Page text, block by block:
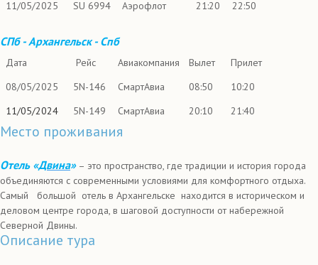
11/05/2025
SU 6994 Аэрофлот 21:20 22:50
СПб - Архангельск - Спб
Дата Рейс Авиакомпания Вылет
Прилет
08/05/2025
5N-146 СмартАвиа 08:50
10:20
11/05/2024
5N-149 СмартАвиа 20:10 21:40
Место проживания
Отель «Двина»– это пространство, где традиции и история города
объединяются с современными условиями для комфортного отдыха.
Самый большой отель в Архангельске находится в историческом и
деловом центре города, в шаговой доступности от набережной
Северной Двины.
Описание тура